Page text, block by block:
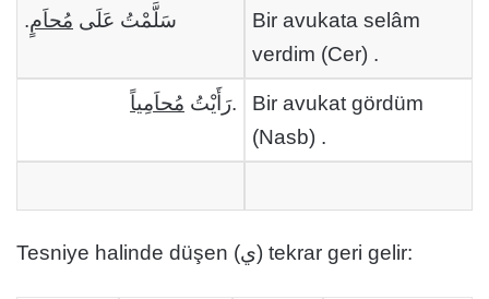
سَلَّمْتُ عَلَى مُحاَمٍ.
Bir avukata selâm
verdim (Cer) .
رَأَيْتُ مُحاَمِياً .
Bir avukat gördüm
(Nasb) .
Tesniye halinde düşen (ي) tekrar geri gelir: